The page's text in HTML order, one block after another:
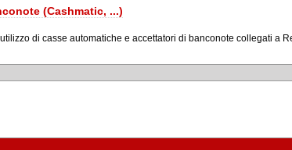
(Cashmatic, ...)
di casse automatiche e accettatori di banconote collegati a